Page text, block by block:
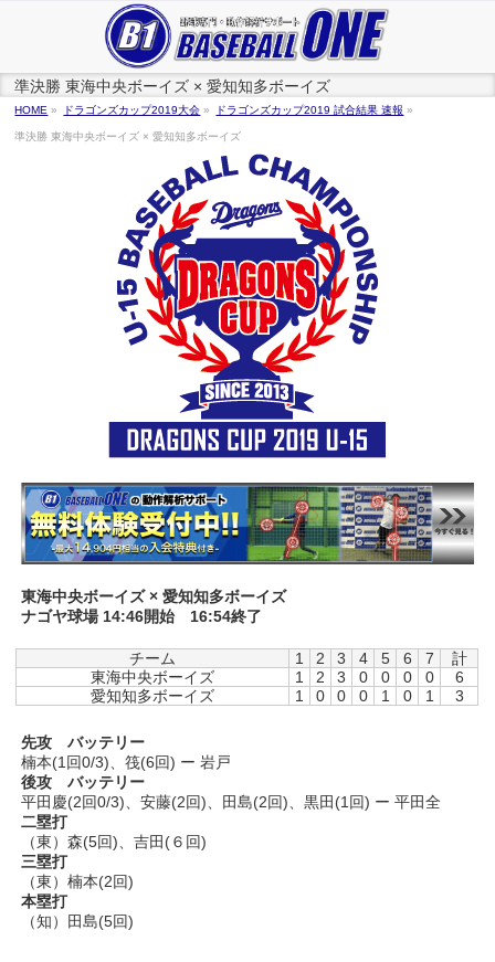
準決勝 東海中央ボーイズ × 愛知知多ボーイズ
HOME » ドラゴンズカップ2019大会 » ドラゴンズカップ2019 試合結果 速報 »
準決勝 東海中央ボーイズ × 愛知知多ボーイズ
東海中央ボーイズ × 愛知知多ボーイズ
ナゴヤ球場 14:46開始 16:54終了
チーム 1 2 3 4 5 6 7
計
東海中央ボーイズ
1 2 3 0 0 0 0
6
愛知知多ボーイズ
1 0 0 0 1 0 1 3
先攻 バッテリー
楠本(1回0/3)、筏(6回) ー 岩戸
後攻 バッテリー
平田慶(2回0/3)、安藤(2回)、田島(2回)、黒田(1回) ー 平田全
二塁打
（東）森(5回)、吉田(６回)
三塁打
（東）楠本(2回)
本塁打
（知）田島(5回)